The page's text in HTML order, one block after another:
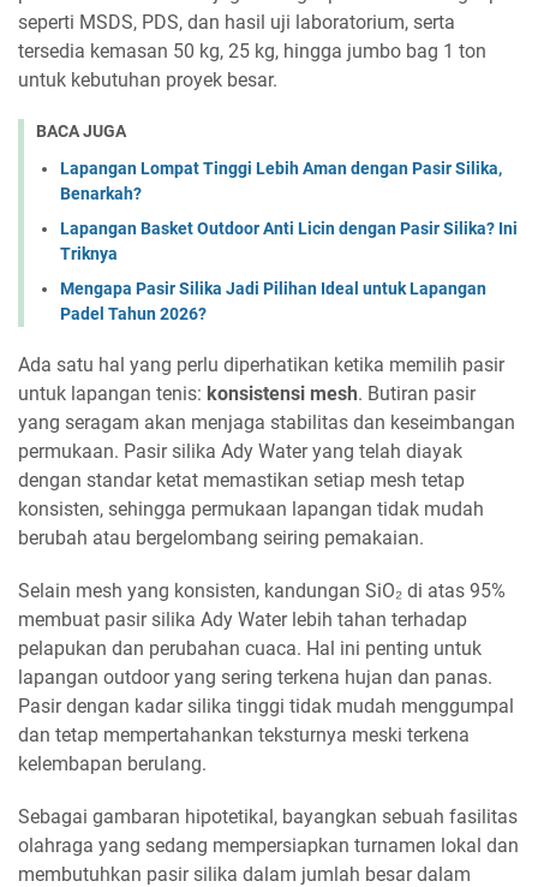
seperti MSDS, PDS, dan hasil uji laboratorium, serta
tersedia kemasan 50 kg, 25 kg, hingga jumbo bag 1 ton
untuk kebutuhan proyek besar.
BACA JUGA
Lapangan Lompat Tinggi Lebih Aman dengan Pasir Silika,
Benarkah?
Lapangan Basket Outdoor Anti Licin dengan Pasir Silika? Ini
Triknya
Mengapa Pasir Silika Jadi Pilihan Ideal untuk Lapangan
Padel Tahun 2026?
Ada satu hal yang perlu diperhatikan ketika memilih pasir
untuk lapangan tenis: konsistensi mesh. Butiran pasir
yang seragam akan menjaga stabilitas dan keseimbangan
permukaan. Pasir silika Ady Water yang telah diayak
dengan standar ketat memastikan setiap mesh tetap
konsisten, sehingga permukaan lapangan tidak mudah
berubah atau bergelombang seiring pemakaian.
Selain mesh yang konsisten, kandungan SiO₂ di atas 95%
membuat pasir silika Ady Water lebih tahan terhadap
pelapukan dan perubahan cuaca. Hal ini penting untuk
lapangan outdoor yang sering terkena hujan dan panas.
Pasir dengan kadar silika tinggi tidak mudah menggumpal
dan tetap mempertahankan teksturnya meski terkena
kelembapan berulang.
Sebagai gambaran hipotetikal, bayangkan sebuah fasilitas
olahraga yang sedang mempersiapkan turnamen lokal dan
membutuhkan pasir silika dalam jumlah besar dalam